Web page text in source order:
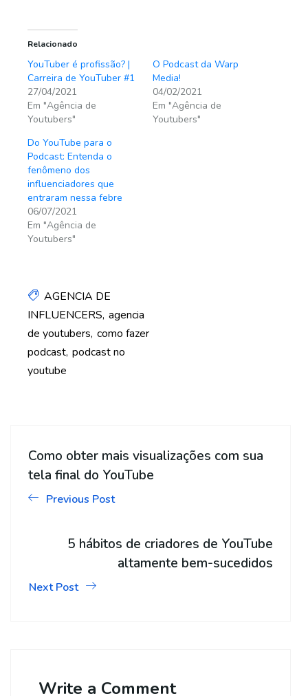
Relacionado
YouTuber é profissão? |
Carreira de YouTuber #1
27/04/2021
Em "Agência de
Youtubers"
O Podcast da Warp
Media!
04/02/2021
Em "Agência de
Youtubers"
Do YouTube para o
Podcast: Entenda o
fenômeno dos
influenciadores que
entraram nessa febre
06/07/2021
Em "Agência de
Youtubers"
AGENCIA DE
INFLUENCERS agencia
de youtubers como fazer
podcast podcast no
youtube
Como obter mais visualizações com sua
tela final do YouTube
Previous Post
5 hábitos de criadores de YouTube
altamente bem-sucedidos
Next Post
Write a Comment